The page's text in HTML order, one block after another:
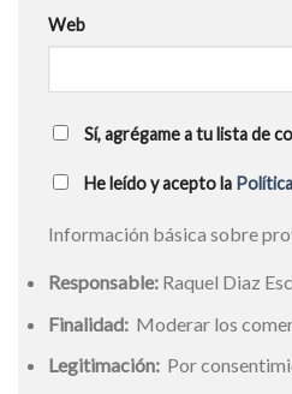
Web
Sí, agrégame a tu lista de
He leído y acepto la
Información básica sobre
Responsable: Raquel Diaz
Finalidad: Moderar los
Legitimación: Por